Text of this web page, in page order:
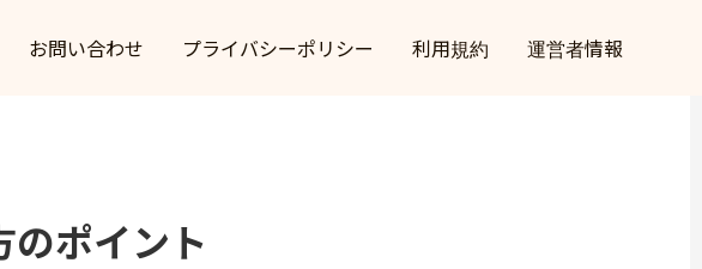
お問い合わせ プライバシーポリシー 利用規約 運営者情報
ポイント